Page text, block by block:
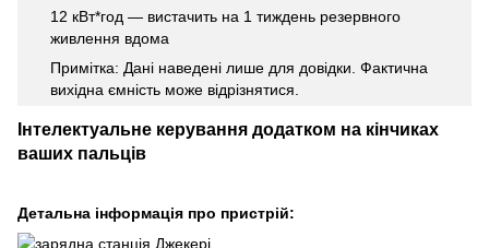
12 кВт*год — вистачить на 1 тиждень резервного
живлення вдома
Примітка: Дані наведені лише для довідки. Фактична
вихідна ємність може відрізнятися.
Інтелектуальне керування додатком на кінчиках
ваших пальців
Детальна інформація про пристрій: